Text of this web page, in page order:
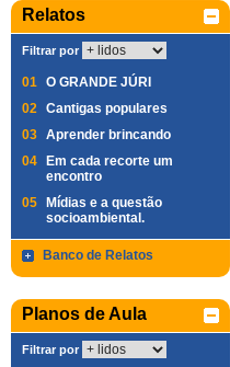
Relatos
Filtrar por
01 O GRANDE JÚRI
02 Cantigas populares
03 Aprender brincando
04
Em cada recorte um
encontro
05
Mídias e a questão
socioambiental.
Banco de Relatos
Planos de Aula
Filtrar por